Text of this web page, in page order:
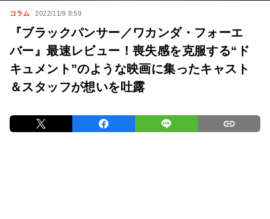
コラム 2022/11/9 8:59
『ブラックパンサー／ワカンダ・フォーエ
バー』最速レビュー！喪失感を克服する“ド
キュメント”のような映画に集ったキャスト
＆スタッフが想いを吐露